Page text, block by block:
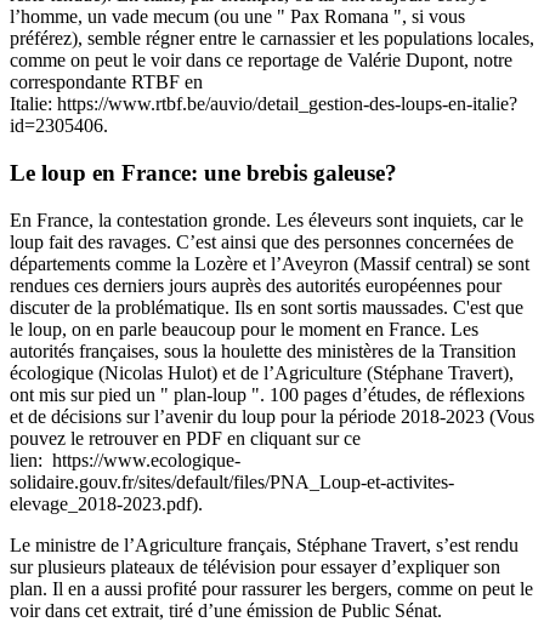
l’homme, un vade mecum (ou une " Pax Romana ", si vous
préférez), semble régner entre le carnassier et les populations locales,
comme on peut le voir dans ce reportage de Valérie Dupont, notre
correspondante RTBF en
Italie: https://www.rtbf.be/auvio/detail_gestion-des-loups-en-italie?
id=2305406.
Le loup en France: une brebis galeuse?
En France, la contestation gronde. Les éleveurs sont inquiets, car le
loup fait des ravages. C’est ainsi que des personnes concernées de
départements comme la Lozère et l’Aveyron (Massif central) se sont
rendues ces derniers jours auprès des autorités européennes pour
discuter de la problématique. Ils en sont sortis maussades. C'est que
le loup, on en parle beaucoup pour le moment en France. Les
autorités françaises, sous la houlette des ministères de la Transition
écologique (Nicolas Hulot) et de l’Agriculture (Stéphane Travert),
ont mis sur pied un " plan-loup ". 100 pages d’études, de réflexions
et de décisions sur l’avenir du loup pour la période 2018-2023 (Vous
pouvez le retrouver en PDF en cliquant sur ce
lien: https://www.ecologique-
solidaire.gouv.fr/sites/default/files/PNA_Loup-et-activites-
elevage_2018-2023.pdf).
Le ministre de l’Agriculture français, Stéphane Travert, s’est rendu
sur plusieurs plateaux de télévision pour essayer d’expliquer son
plan. Il en a aussi profité pour rassurer les bergers, comme on peut le
voir dans cet extrait, tiré d’une émission de Public Sénat.